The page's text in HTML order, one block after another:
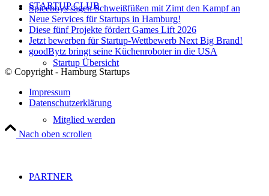
STARTUP CLUB
Startup Übersicht
Mitglied werden
PARTNER
Spiceboys sagen Schweißfüßen mit Zimt den Kampf an
Neue Services für Startups in Hamburg!
Diese fünf Projekte fördert Games Lift 2026
Jetzt bewerben für Startup-Wettbewerb Next Big Brand!
goodBytz bringt seine Küchenroboter in die USA
© Copyright - Hamburg Startups
Impressum
Datenschutzerklärung
Nach oben scrollen